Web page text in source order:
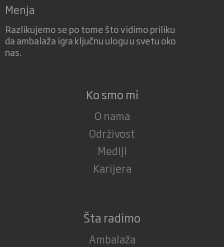
Menja
Razlikujemo se po tome što vidimo priliku
da ambalaža igra ključnu ulogu u svetu oko
nas.
Ko smo mi
O nama
Održivost
Mediji
Karijera
Šta radimo
Ambalaža